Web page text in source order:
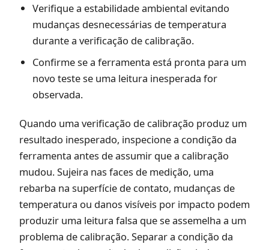
Verifique a estabilidade ambiental evitando
mudanças desnecessárias de temperatura
durante a verificação de calibração.
Confirme se a ferramenta está pronta para um
novo teste se uma leitura inesperada for
observada.
Quando uma verificação de calibração produz um
resultado inesperado, inspecione a condição da
ferramenta antes de assumir que a calibração
mudou. Sujeira nas faces de medição, uma
rebarba na superfície de contato, mudanças de
temperatura ou danos visíveis por impacto podem
produzir uma leitura falsa que se assemelha a um
problema de calibração. Separar a condição da